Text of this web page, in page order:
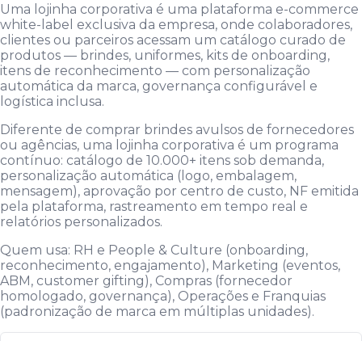
Uma lojinha corporativa é uma plataforma e-commerce
white-label exclusiva da empresa, onde colaboradores,
clientes ou parceiros acessam um catálogo curado de
produtos — brindes, uniformes, kits de onboarding,
itens de reconhecimento — com personalização
automática da marca, governança configurável e
logística inclusa.
Diferente de comprar brindes avulsos de fornecedores
ou agências, uma lojinha corporativa é um programa
contínuo: catálogo de 10.000+ itens sob demanda,
personalização automática (logo, embalagem,
mensagem), aprovação por centro de custo, NF emitida
pela plataforma, rastreamento em tempo real e
relatórios personalizados.
Quem usa: RH e People & Culture (onboarding,
reconhecimento, engajamento), Marketing (eventos,
ABM, customer gifting), Compras (fornecedor
homologado, governança), Operações e Franquias
(padronização de marca em múltiplas unidades).